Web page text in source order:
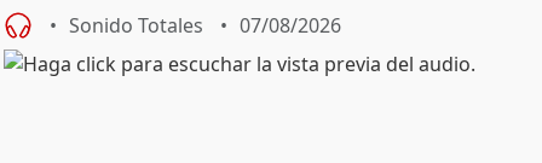
Sonido Totales 07/08/2026